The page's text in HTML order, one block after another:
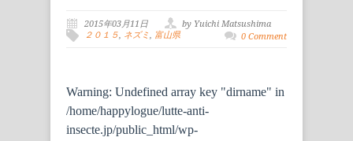
2015年03月11日
by Yuichi Matsushima
２０１５, ネズミ, 富山県 0 Comment
Warning: Undefined array key "dirname" in
/home/happylogue/lutte-anti-
insecte.jp/public_html/wp-